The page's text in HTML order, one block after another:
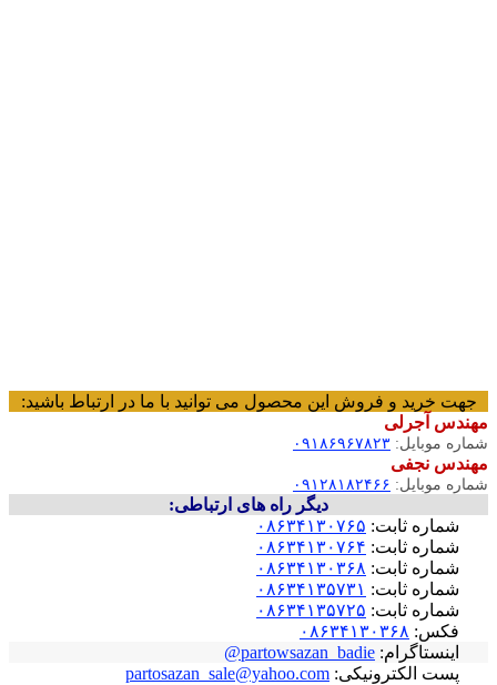
جهت خرید و فروش این محصول می توانید با ما در ارتباط باشید:
مهندس آجرلی
شماره موبایل: ۰۹۱۸۶۹۶۷۸۲۳
مهندس نجفی
شماره موبایل: ۰۹۱۲۸۱۸۲۴۶۶
دیگر راه های ارتباطی:
شماره ثابت: ۰۸۶۳۴۱۳۰۷۶۵
شماره ثابت: ۰۸۶۳۴۱۳۰۷۶۴
شماره ثابت: ۰۸۶۳۴۱۳۰۳۶۸
شماره ثابت: ۰۸۶۳۴۱۳۵۷۳۱
شماره ثابت: ۰۸۶۳۴۱۳۵۷۲۵
فکس: ۰۸۶۳۴۱۳۰۳۶۸
اینستاگرام: partowsazan_badie@
پست الکترونیکی: partosazan_sale@yahoo.com